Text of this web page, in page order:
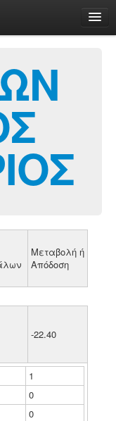
Μεταβολή ή
Απόδοση
-22.40
1
0
0